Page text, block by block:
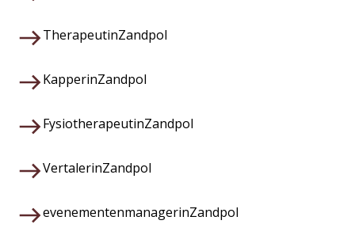
TherapeutinZandpol
KapperinZandpol
FysiotherapeutinZandpol
VertalerinZandpol
evenementenmanagerinZandpol